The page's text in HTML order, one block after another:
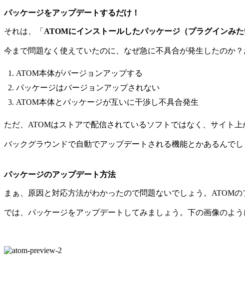
パッケージをアップデートするだけ！
それは、「 ATOMにインストールしたパッケージ（プラグインみ
今まで問題なく使えていたのに、なぜ急に不具合が発生したのか
ATOM本体がバージョンアップする
パッケージはバージョンアップされない
ATOM本体とパッケージが互いに干渉し不具合発生
ただ、ATOMはストアで配信されているソフトではなく、サイト
バックグラウンドで自動でアップデートされる機能とかあるんでし
パッケージのアップデート方法
まぁ、原因と対応方法がわかったので問題ないでしょう。ATOM
では、パッケージをアップデートしてみましょう。下の画像のよ